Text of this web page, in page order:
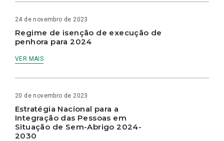
24 de novembro de 2023
Regime de isenção de execução de
penhora para 2024
VER MAIS
20 de novembro de 2023
Estratégia Nacional para a
Integração das Pessoas em
Situação de Sem-Abrigo 2024-
2030